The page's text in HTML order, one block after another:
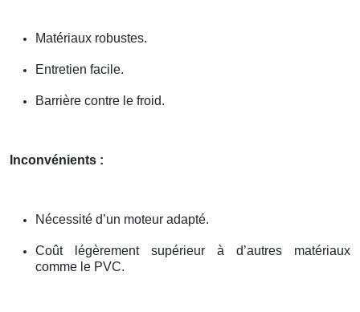
Matériaux robustes.
Entretien facile.
Barrière contre le froid.
Inconvénients :
Nécessité d’un moteur adapté.
Coût légèrement supérieur à d’autres matériaux
comme le PVC.